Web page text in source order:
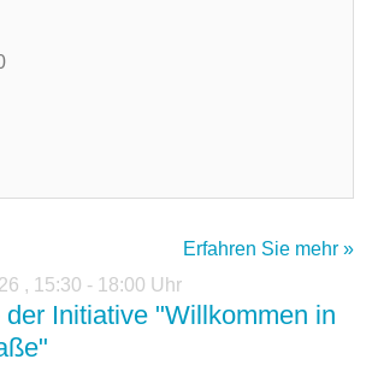
Erfahren Sie mehr »
, 15:30 - 18:00 Uhr
Initiative "Willkommen in